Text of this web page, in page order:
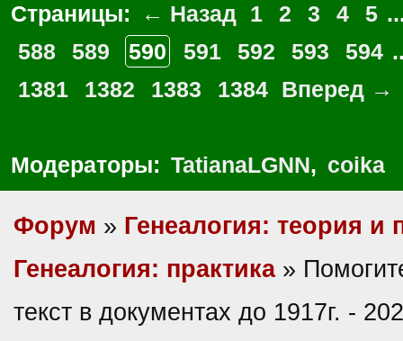
Страницы: ← Назад 1 2 3 4 5
588
589 590 591 592 593 594
1381
1382 1383 1384 Вперед →
Модераторы: TatianaLGNN, coika
Форум » Генеалогия: теория и
Генеалогия: практика»
текст в документах до 1917г. -